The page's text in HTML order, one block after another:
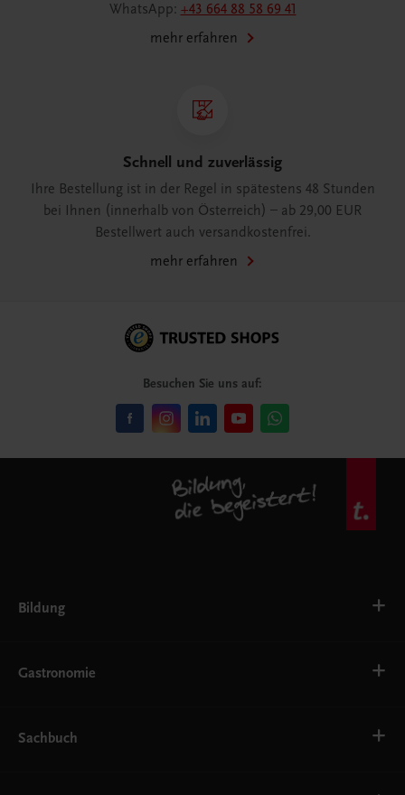
WhatsApp: +43 664 88 58 69 41
mehr erfahren
Schnell und zuverlässig
Ihre Bestellung ist in der Regel in spätestens 48 Stunden
bei Ihnen (innerhalb von Österreich) – ab 29,00 EUR
Bestellwert auch versandkostenfrei.
mehr erfahren
Besuchen Sie uns auf:
Bildung
AHS
EWF/ZWF
FW
Gastronomie
Getränke
Sachbuch